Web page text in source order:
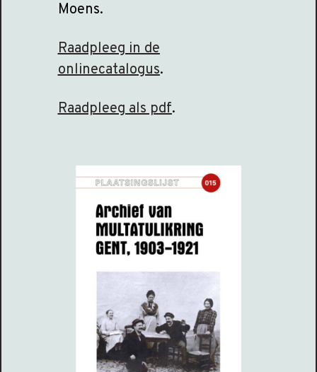
Moens.
Raadpleeg in de
onlinecatalogus.
Raadpleeg als pdf.